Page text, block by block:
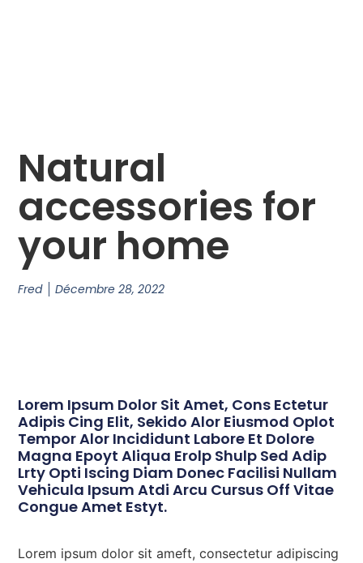
Natural
accessories for
your home
Fred Décembre 28, 2022
Lorem Ipsum Dolor Sit Amet, Cons Ectetur
Adipis Cing Elit, Sekido Alor Eiusmod Oplot
Tempor Alor Incididunt Labore Et Dolore
Magna Epoyt Aliqua Erolp Shulp Sed Adip
Lrty Opti Iscing Diam Donec Facilisi Nullam
Vehicula Ipsum Atdi Arcu Cursus Off Vitae
Congue Amet Estyt.
Lorem ipsum dolor sit ameft, consectetur adipiscing